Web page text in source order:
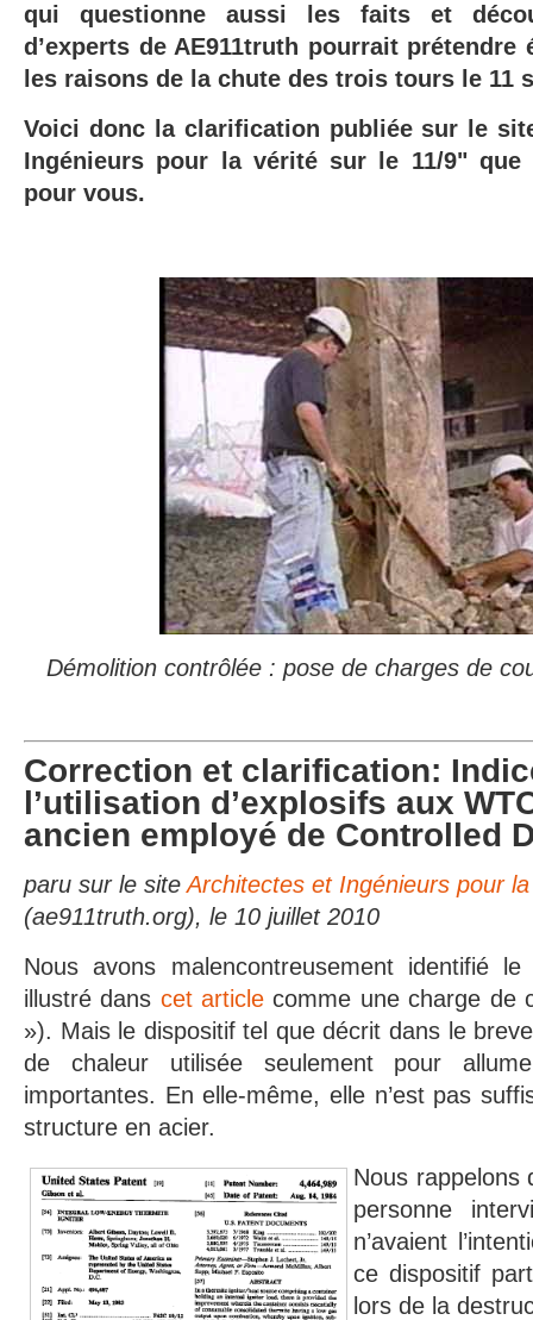
qui questionne aussi les faits et
d’experts de AE911truth pourrait
les raisons de la chute des trois tours le 11
Voici donc la clarification publiée sur le
Ingénieurs pour la vérité sur le 11/9" que
pour vous.
Démolition contrôlée : pose de charges de
Correction et clarification:
l’utilisation d’explosifs aux
ancien employé de Controlled
paru sur le siteArchitectes et Ingénieurs pour
(ae911truth.org), le 10 juillet 2010
Nous avons malencontreusement identifié
illustré dans cet article comme une charge de
»). Mais le dispositif tel que décrit dans le
de chaleur utilisée seulement pour
importantes. En elle-même, elle n’est pas
structure en acier.
Nous rappelons
personne
n’avaient
ce dispositif
lors de la